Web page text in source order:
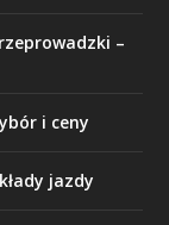
–
i ceny
jazdy